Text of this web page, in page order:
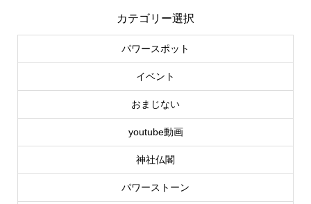
カテゴリー選択
パワースポット
イベント
おまじない
youtube動画
神社仏閣
パワーストーン